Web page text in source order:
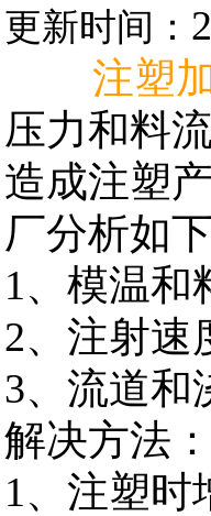
更新时间：
注塑
压力和料
造成注塑
厂分析如
1、模温和
2、注射速
3、流道和
解决方法
1、注塑时